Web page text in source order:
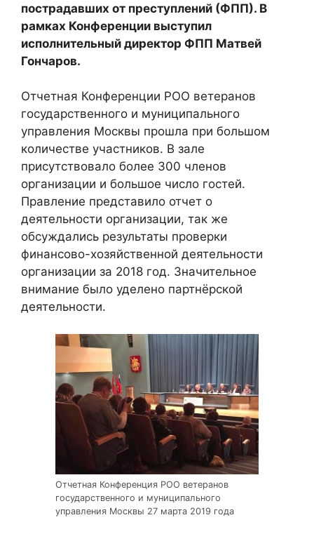
пострадавших от преступлений (ФПП). В
рамках Конференции выступил
исполнительный директор ФПП Матвей
Гончаров.
Отчетная Конференции РОО ветеранов
государственного и муниципального
управления Москвы прошла при большом
количестве участников. В зале
присутствовало более 300 членов
организации и большое число гостей.
Правление представило отчет о
деятельности организации, так же
обсуждались результаты проверки
финансово-хозяйственной деятельности
организации за 2018 год. Значительное
внимание было уделено партнёрской
деятельности.
Отчетная Конференция РОО ветеранов
государственного и муниципального
управления Москвы 27 марта 2019 года